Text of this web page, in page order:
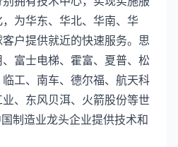
为华东、华北、华南、华
户提供就近的快速服务。思
富士电梯、霍富、夏普、松
工、南车、德尔福、航天科
、东风贝洱、火箭股份等世
制造业龙头企业提供技术和